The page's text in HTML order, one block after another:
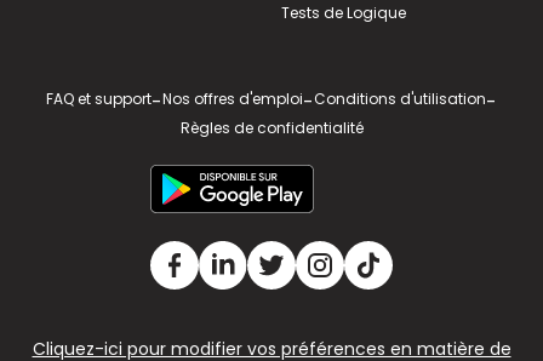
Tests de Logique
FAQ et support-Nos offres d'emploi-Conditions d'utilisation-
Règles de confidentialité
Cliquez-ici pour modifier vos préférences en matière de